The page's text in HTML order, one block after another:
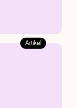
Artikel